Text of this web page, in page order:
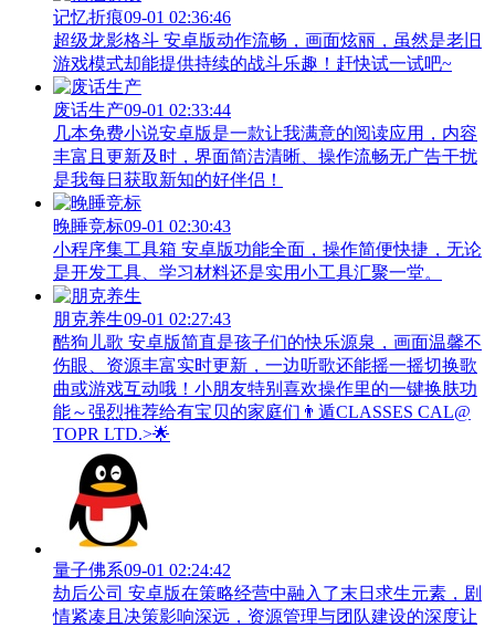
记忆折痕09-01 02:36:46
超级龙影格斗 安卓版动作流畅，画面炫丽，虽然是老旧
游戏模式却能提供持续的战斗乐趣！赶快试一试吧~
废话生产09-01 02:33:44
几本免费小说安卓版是一款让我满意的阅读应用，内容
丰富且更新及时，界面简洁清晰、操作流畅无广告干扰
是我每日获取新知的好伴侣！
晚睡竞标09-01 02:30:43
小程序集工具箱 安卓版功能全面，操作简便快捷，无论
是开发工具、学习材料还是实用小工具汇聚一堂。
朋克养生09-01 02:27:43
酷狗儿歌 安卓版简直是孩子们的快乐源泉，画面温馨不
伤眼、资源丰富实时更新，一边听歌还能摇一摇切换歌
曲或游戏互动哦！小朋友特别喜欢操作里的一键换肤功
能～强烈推荐给有宝贝的家庭们👨‍遁️CLASSES CAL@
TOPR LTD.>🌟
量子佛系09-01 02:24:42
劫后公司 安卓版在策略经营中融入了末日求生元素，剧
情紧凑且决策影响深远，资源管理与团队建设的深度让